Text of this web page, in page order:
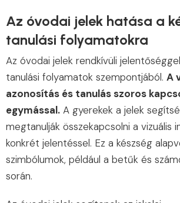
Az óvodai jelek hatása a
tanulási folyamatokra
Az óvodai jelek rendkívüli
tanulási folyamatok szempontjából. A
azonosítás és tanulás szoros
egymással. A gyerekek a jelek
megtanulják összekapcsolni a vizuális
konkrét jelentéssel. Ez a készség
szimbólumok, például a betűk és
során.